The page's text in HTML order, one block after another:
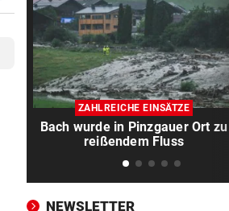
567 MILLIONEN DOLLAR vor 17
Kinderschutz ungenügend:
für Meta-Konzern
BEI HÖHEREN UMSÄTZEN vor
Post-Halbjahresgewinn um
Drittel eingebrochen
Eva Longoria: Badespaß
Kurven in Marbella
ZAHLREICHE EINSÄTZE
Bach wurde in Pinzgauer Ort zu
reißendem Fluss
NEWSLETTER